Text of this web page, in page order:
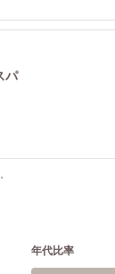
パ
年代比率